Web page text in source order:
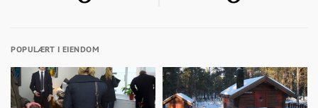
POPULÆRT I EIENDOM